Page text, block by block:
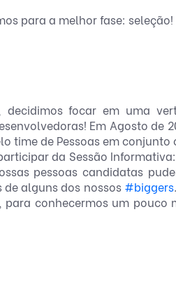
para a melhor fase: seleção!
focar em uma
Em Agosto de
time de Pessoas em conjunto
da Sessão
pessoas candidatas
de alguns dos nossos #biggers
conhecermos um pouco